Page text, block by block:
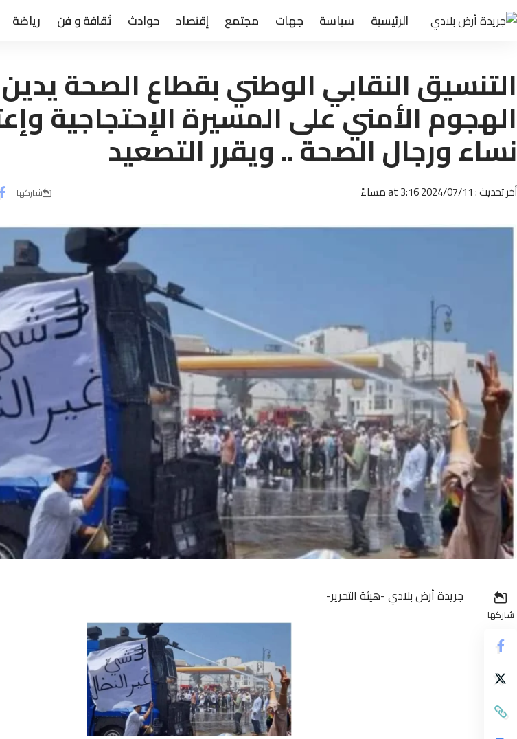
الرئيسية سياسة جهات مجتمع إقتصاد حوادث ثقافة و فن رياضة
التنسيق النقابي الوطني بقطاع الصحة يدين
الهجوم الأمني على المسيرة الإحتجاجية
نساء ورجال الصحة .. ويقرر التصعيد
أخر تحديث : 2024/07/11 at 3:16 مساءً شاركها
شاركها
جريدة أرض بلادي -هيئة التحرير-